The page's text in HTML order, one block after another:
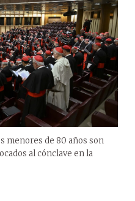
menores de 80 años son
al cónclave en la